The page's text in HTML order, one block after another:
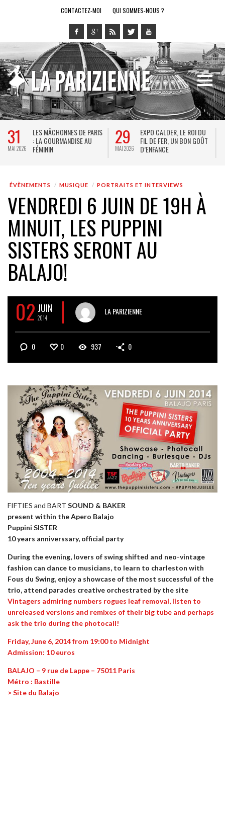
CONTACTEZ-MOI QUI SOMMES-NOUS ?
31
MAI 2026
LES MÂCHONNES DE PARIS
: LA GOURMANDISE AU
FÉMININ
29
MAI 2026
EXPO CALDER, LE ROI DU
FIL DE FER, UN BON GOÛT
D’ENFANCE
ÉVÈNEMENTS MUSIQUE PORTRAITS ET INTERVIEWS
VENDREDI 6 JUIN DE 19H À
MINUIT, LES PUPPINI
SISTERS SERONT AU
BALAJO!
02 JUIN
2014
LA PARIZIENNE
0 0 937 0
FIFTIES and BART SOUND & BAKER
present within the Apero Balajo
Puppini SISTER
10 years anniverssary, official party
During the evening, lovers of swing shifted and neo-vintage
fashion can dance to musicians, to learn to charleston with
Fous du Swing, enjoy a showcase of the most successful of the
trio, attend parades creative orchestrated by the site
Vintagers admiring numbers rogues leaf removal, listen to
unreleased versions and remixes of their big tube and perhaps
ask the trio during the photocall!
Friday, June 6, 2014 from 19:00 to Midnight
Admission: 10 euros
BALAJO – 9 rue de Lappe – 75011 Paris
Métro : Bastille
> Site du Balajo